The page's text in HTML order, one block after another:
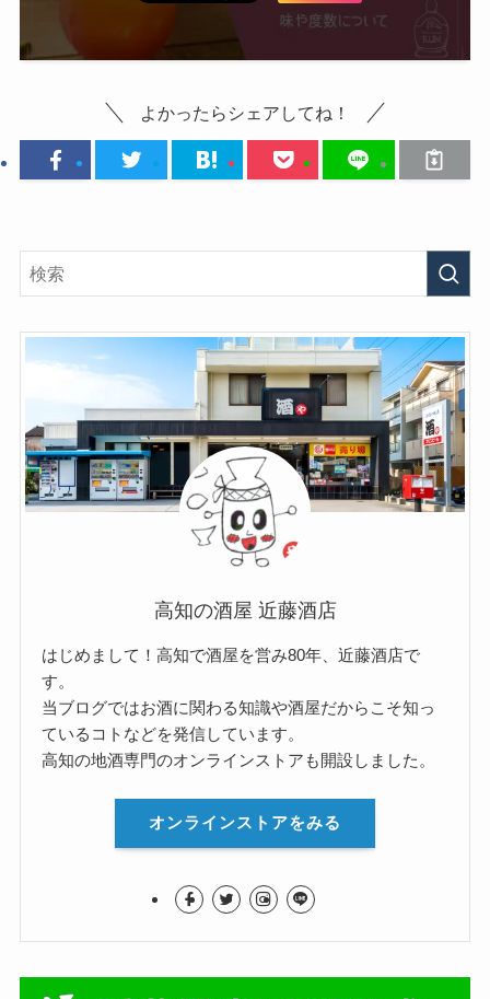
よかったらシェアしてね！
高知の酒屋 近藤酒店
はじめまして！高知で酒屋を営み80年、近藤酒店で
す。
当ブログではお酒に関わる知識や酒屋だからこそ知っ
ているコトなどを発信しています。
高知の地酒専門のオンラインストアも開設しました。
オンラインストアをみる